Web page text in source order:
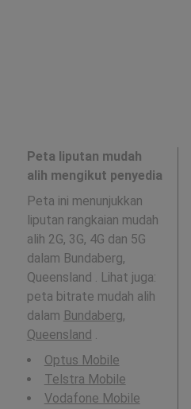
Peta liputan mudah
alih mengikut penyedia
Peta ini menunjukkan
liputan rangkaian mudah
alih 2G, 3G, 4G dan 5G
dalam Bundaberg,
Queensland . Lihat juga:
peta bitrate mudah alih
dalam Bundaberg,
Queensland
Optus Mobile
Telstra Mobile
Vodafone Mobile